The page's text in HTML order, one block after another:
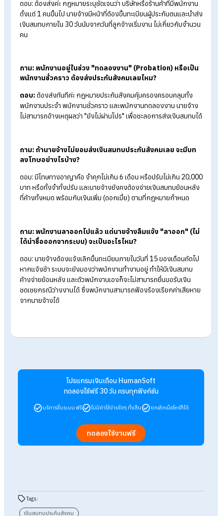
ลดความเสี่ยงทางกฎหมาย
การส่งเงินสมทบประกันสังคมให้ถูกต้องและตรงเวลา ช่วยป้องกัน
ช่วยบริหารความเสี่ยงของธุรกิจ
ประกันสังคมช่วยแบ่งเบาภาระค่าใช้จ่ายด้านสุขภาพและค่าชดเชย
พนักงานเจ็บป่วยหรือเกิดอุบัติเหตุ ทำให้นายจ้างสามารถลดต้นทุน
ประกันสังคม เสี่ยงกฎหมาย!
พนักงานสูญเสียสิทธิประโยชน์สำคัญ เช่น ค่ารักษาพยาบาล เงิน
ชดเชย หรือบำนาญในอนาคต การส่งเงินสมทบให้ถูกต้องและตรง
เวลา จึงเป็นทั้ง หน้าที่ทางกฎหมาย และ ความรับผิดชอบต่อพนักง
ที่ช่วยสร้างความน่าเชื่อถือและลดความเสี่ยงให้แก่องค์กรในระยะย
FAQ คำถามที่พบบ่อยเกี่ยวกับ "
ตอบ: ต้องส่งค่ะ กฎหมายระบุชัดเจนว่า บริษัทหรือร้านค้าที่มีพนักง
ตั้งแต่ 1 คนขึ้นไป นายจ้างมีหน้าที่ต้องขึ้นทะเบียนผู้ประกันตนและน
เงินสมทบภายใน 30 วันนับจากวันที่ลูกจ้างเริ่มงาน ไม่เกี่ยวกับจำ
ถาม: พนักงานอยู่ในช่วง "ทดลองงาน" (Probation) หรือเ
พนักงานประจำ พนักงานชั่วคราว และพนักงานทดลองงาน นายจ้
ไม่สามารถอ้างเหตุผลว่า "ยังไม่ผ่านโปร" เพื่อชะลอการส่งเงินสมท